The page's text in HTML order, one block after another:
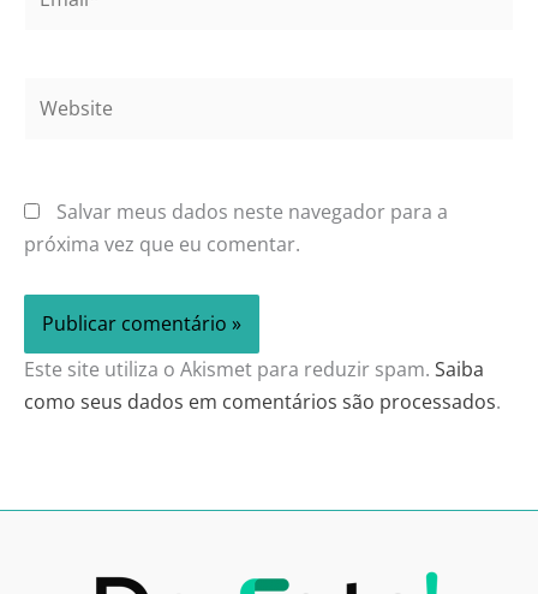
Salvar meus dados neste navegador para a
próxima vez que eu comentar.
Este site utiliza o Akismet para reduzir spam. Saiba
como seus dados em comentários são processados.